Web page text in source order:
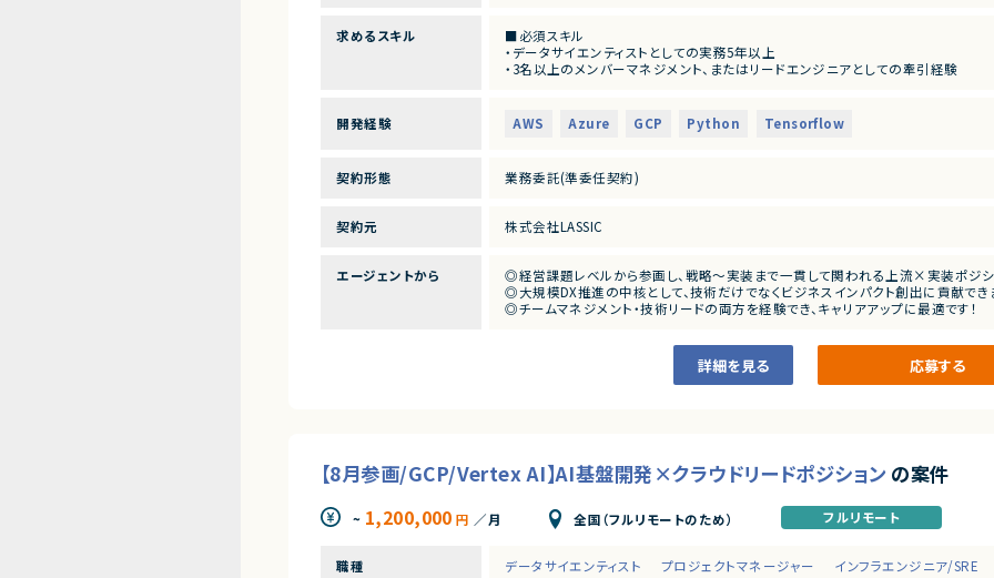
・各事業部門の経営課題ヒアリングとデータ活用戦略の策定
・分析計画・KPI設計、ロードマップ作成および進行管理
・データサイエンティスト/エンジニアのマネジメント、技術指導、コードレビュー
■募集背景
・内製化組織の急速な拡大に伴い、高度な技術とビジネス両面でリードできる人
・要件定義、基本設計、詳細設計、実装
■その他補足
・商談成立から参画まで約2週間想定
求めるスキル
■必須スキル
・データサイエンティストとしての実務5年以上
・3名以上のメンバーマネジメント、またはリードエンジニアとしての牽引経験
・Pythonでの商用レベルのモデル実装・評価スキル
・論理的で構造化されたドキュメンテーション能力（Outcomeを重視した記述が可
・コンサルティングファーム等での就業経験
・英語を用いたグローバル案件の推進経験
・ゼロベースでの組織立ち上げやプロセス改善の経験
開発経験 AWS Azure GCP Python Tensorflow
契約形態 業務委託(準委任契約)
契約元 株式会社LASSIC
エージェントから
◎経営課題レベルから参画し、戦略～実装まで一貫して関われる上流×実装ポジシ
◎大規模DX推進の中核として、技術だけでなくビジネスインパクト創出に貢献でき
◎チームマネジメント・技術リードの両方を経験でき、キャリアアップに最適です！
詳細を見る 応募する
【8月参画/GCP/Vertex AI】AI基盤開発×クラウドリードポジション の案件
~ 1,200,000 円 ／月 全国（フルリモートのため） フルリモート
職種 データサイエンティスト プロジェクトマネージャー インフラエンジニア/SRE